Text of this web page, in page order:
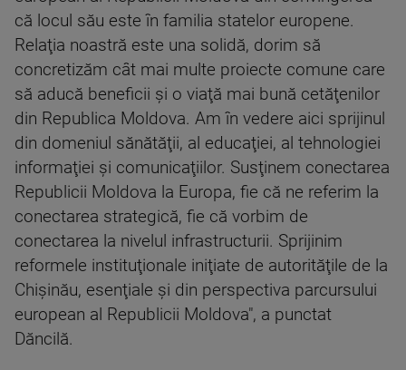
că locul său este în familia statelor europene.
Relaţia noastră este una solidă, dorim să
concretizăm cât mai multe proiecte comune care
să aducă beneficii şi o viaţă mai bună cetăţenilor
din Republica Moldova. Am în vedere aici sprijinul
din domeniul sănătăţii, al educaţiei, al tehnologiei
informaţiei şi comunicaţiilor. Susţinem conectarea
Republicii Moldova la Europa, fie că ne referim la
conectarea strategică, fie că vorbim de
conectarea la nivelul infrastructurii. Sprijinim
reformele instituţionale iniţiate de autorităţile de la
Chişinău, esenţiale şi din perspectiva parcursului
european al Republicii Moldova", a punctat
Dăncilă.